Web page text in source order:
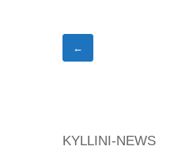
←
KYLLINI-NEWS